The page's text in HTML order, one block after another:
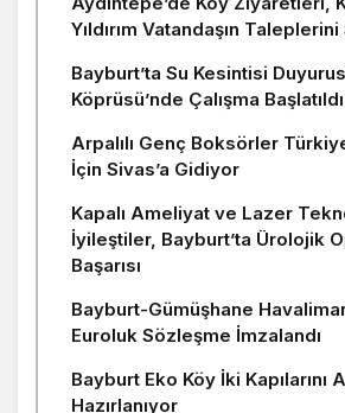
Yıldırım Vatandaşın
Bayburt’ta Su Kesintisi
Köprüsü’nde Çalışma Başlatıldı
Arpalılı Genç Boksörler
İçin Sivas’a Gidiyor
Kapalı Ameliyat ve Lazer
İyileştiler, Bayburt’ta Ürolojik
Başarısı
Bayburt-Gümüşhane
Euroluk Sözleşme İmzalandı
Bayburt Eko Köy İki Kapılarını
Hazırlanıyor